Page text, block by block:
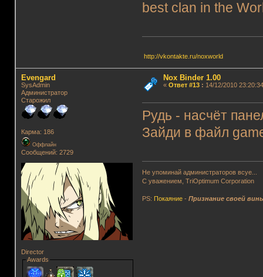
best clan in the
http://vkontakte.ru/noxworld
Evengard
SysAdmin
Администратор
Старожил
Карма: 186
Оффлайн
Сообщений: 2729
Director
Awards
Nox Binder 1.00
« Ответ #13: 14/12/2010
Рудь - насчёт
Зайди в файл
Не упоминай администраторов всуе...
С уважением, TriOptimum Corporation
PS: Покаяние -Признание своей